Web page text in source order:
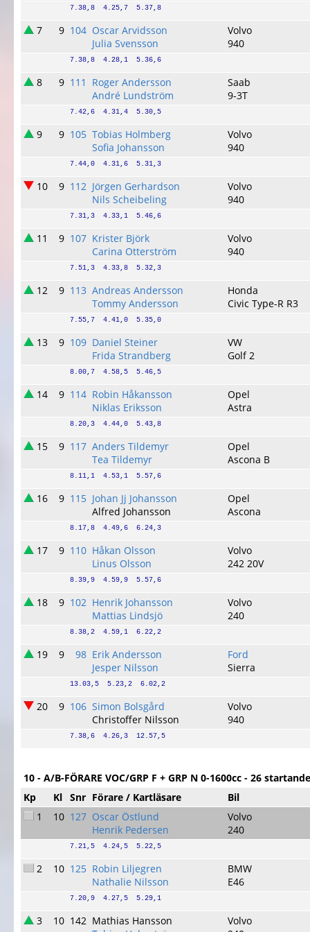
7.38,8  4.25,7  5.37,8
7 9 104 Oscar Arvidsson
Julia Svensson
Volvo
940
7.38,8  4.28,1  5.36,6
8 9 111
Roger Andersson
André Lundström
Saab
9-3T
7.42,6  4.31,4  5.30,5
9 9 105 Tobias Holmberg
Sofia Johansson
Volvo
940
7.44,0  4.31,6  5.31,3
10 9 112 Jörgen Gerhardson
Nils Scheibeling
Volvo
940
7.31,3  4.33,1  5.46,6
11 9 107 Krister Björk
Carina Otterström
Volvo
940
7.51,3  4.33,8  5.32,3
12 9 113 Andreas Andersson
Tommy Andersson
Honda
Civic Type-R R3
7.55,7  4.41,0  5.35,0
13 9 109 Daniel Steiner
Frida Strandberg
VW
Golf 2
8.00,7  4.58,5  5.46,5
14 9 114 Robin Håkansson
Niklas Eriksson
Opel
Astra
8.20,3  4.44,0  5.43,8
15 9 117 Anders Tildemyr
Tea Tildemyr
Opel
Ascona B
8.11,1  4.53,1  5.57,6
16 9 115 Johan Jj Johansson
Alfred Johansson
Opel
Ascona
8.17,8  4.49,6  6.24,3
17 9 110 Håkan Olsson
Linus Olsson
Volvo
242 20V
8.39,9  4.59,9  5.57,6
18 9 102 Henrik Johansson
Mattias Lindsjö
Volvo
240
8.38,2  4.59,1  6.22,2
19 9 98 Erik Andersson
Jesper Nilsson
Ford
Sierra
13.03,5  5.23,2  6.02,2
20 9 106 Simon Bolsgård
Christoffer Nilsson
Volvo
940
7.38,6  4.26,3  12.57,5
10 - A/B-FÖRARE VOC/GRP F + GRP N 0-1600cc - 26 startande
Kp
Kl Snr Förare / Kartläsare
Bil
1
10 127 Oscar Östlund
Henrik Pedersen
Volvo
240
7.21,5  4.24,5  5.22,5
2 10 125 Robin Liljegren
Nathalie Nilsson
BMW
E46
7.20,9  4.27,5  5.29,1
3 10 142 Mathias Hansson
Volvo